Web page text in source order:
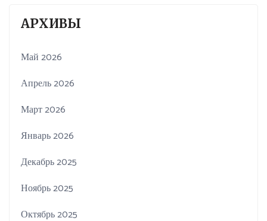
АРХИВЫ
Май 2026
Апрель 2026
Март 2026
Январь 2026
Декабрь 2025
Ноябрь 2025
Октябрь 2025